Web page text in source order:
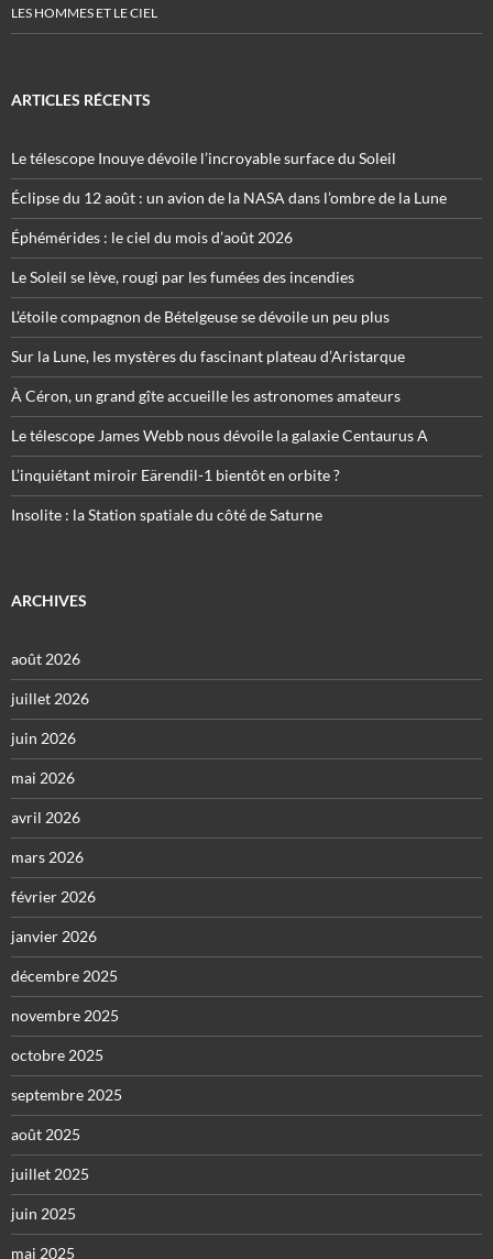
LES HOMMES ET LE CIEL
ARTICLES RÉCENTS
Le télescope Inouye dévoile l’incroyable surface du Soleil
Éclipse du 12 août : un avion de la NASA dans l’ombre de la Lune
Éphémérides : le ciel du mois d’août 2026
Le Soleil se lève, rougi par les fumées des incendies
L’étoile compagnon de Bételgeuse se dévoile un peu plus
Sur la Lune, les mystères du fascinant plateau d’Aristarque
À Céron, un grand gîte accueille les astronomes amateurs
Le télescope James Webb nous dévoile la galaxie Centaurus A
L’inquiétant miroir Eärendil-1 bientôt en orbite ?
Insolite : la Station spatiale du côté de Saturne
ARCHIVES
août 2026
juillet 2026
juin 2026
mai 2026
avril 2026
mars 2026
février 2026
janvier 2026
décembre 2025
novembre 2025
octobre 2025
septembre 2025
août 2025
juillet 2025
juin 2025
mai 2025